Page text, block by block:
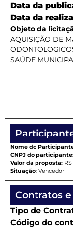
Data da
Data da
Objeto da
AQUISIÇÃO DE
SAÚDE
Nome do
CNPJ do participante:
Valor da proposta: R$
Situação: Vencedor
Contratos
Tipo de
Código do